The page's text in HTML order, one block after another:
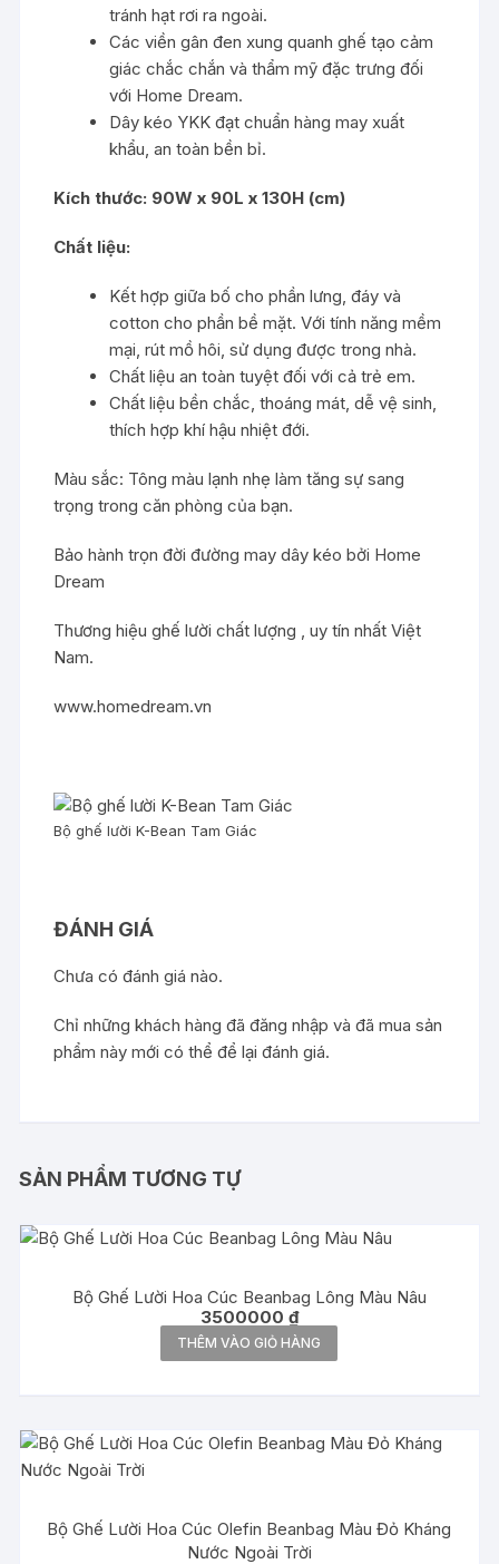
tránh hạt rơi ra ngoài.
Các viền gân đen xung quanh ghế tạo cảm
giác chắc chắn và thẩm mỹ đặc trưng đối
với Home Dream.
Dây kéo YKK đạt chuẩn hàng may xuất
khẩu, an toàn bền bỉ.
Kích thước: 90W x 90L x 130H (cm)
Chất liệu:
Kết hợp giữa bố cho phần lưng, đáy và
cotton cho phần bề mặt. Với tính năng mềm
mại, rút mồ hôi, sử dụng được trong nhà.
Chất liệu an toàn tuyệt đối với cả trẻ em.
Chất liệu bền chắc, thoáng mát, dễ vệ sinh,
thích hợp khí hậu nhiệt đới.
Màu sắc: Tông màu lạnh nhẹ làm tăng sự sang
trọng trong căn phòng của bạn.
Bảo hành trọn đời đường may dây kéo bởi Home
Dream
Thương hiệu ghế lười chất lượng , uy tín nhất Việt
Nam.
www.homedream.vn
Bộ ghế lười K-Bean Tam Giác
ĐÁNH GIÁ
Chưa có đánh giá nào.
Chỉ những khách hàng đã đăng nhập và đã mua sản
phẩm này mới có thể để lại đánh giá.
SẢN PHẨM TƯƠNG TỰ
Bộ Ghế Lười Hoa Cúc Beanbag Lông Màu Nâu
3500000 ₫
THÊM VÀO GIỎ HÀNG
Bộ Ghế Lười Hoa Cúc Olefin Beanbag Màu Đỏ Kháng
Nước Ngoài Trời